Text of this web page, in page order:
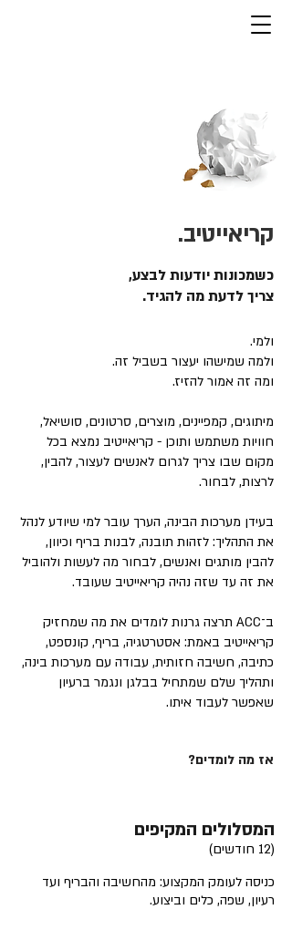
קריאייטיב.
כשמכונות יודעות לבצע,
צריך לדעת מה להגיד.
ולמי.
ולמה שמישהו יעצור בשביל זה.
ומה זה אמור להזיז.
מיתוגים, קמפיינים, מוצרים, סרטונים, סושיאל,
חוויות משתמש ותוכן - קריאייטיב נמצא בכל
מקום שבו צריך לגרום לאנשים לעצור, להבין,
לרצות, לבחור.
בעידן מערכות הבינה, הערך עובר למי שיודע לנהל
את התהליך: לזהות תובנה, לבנות בריף וכיוון,
להבין מותגים ואנשים, לבחור מה לעשות ולהוביל
את זה עד שזה נהיה קריאייטיב שעובד.
ב־ACC תרצה גרנות לומדים את מה שמחזיק
קריאייטיב באמת: אסטרטגיה, בריף, קונספט,
כתיבה, חשיבה חזותית, עבודה עם מערכות בינה,
ותהליך שלם שמתחיל בבלגן ונגמר ברעיון
שאפשר לעבוד איתו.
אז מה לומדים?
המסלולים המקיפים
(12 חודשים)
כניסה לעומק המקצוע: מהחשיבה והבריף ועד
רעיון, שפה, כלים וביצוע.